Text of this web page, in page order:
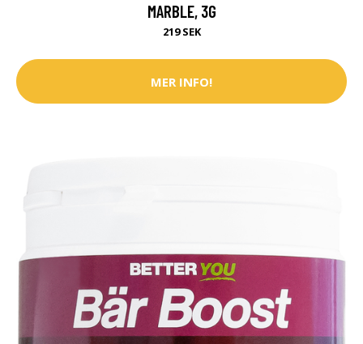
MARBLE, 3G
219 SEK
MER INFO!